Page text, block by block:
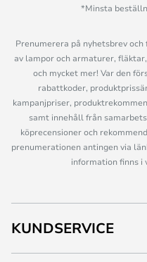
*Minsta
Prenumerera på nyhetsbrev
av lampor och armaturer,
och mycket mer! Var den
rabattkoder,
kampanjpriser,
samt innehåll från
köprecensioner och
prenumerationen antingen via
information finns i
KUNDSERVICE